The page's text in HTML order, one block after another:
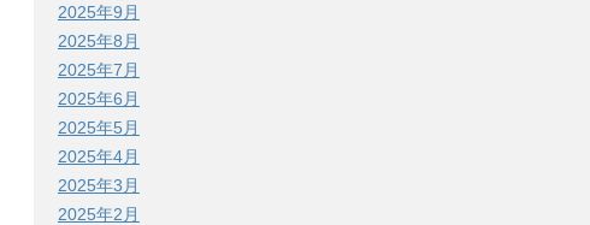
2025年9月
2025年8月
2025年7月
2025年6月
2025年5月
2025年4月
2025年3月
2025年2月